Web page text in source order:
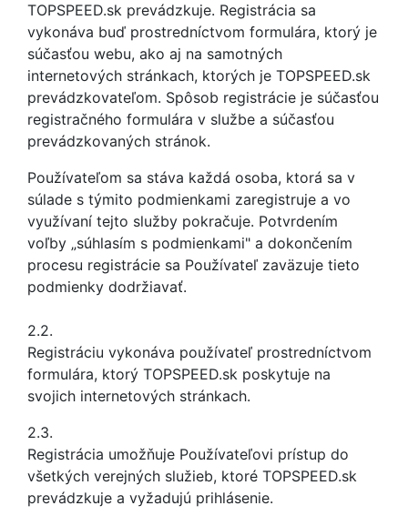
TOPSPEED.sk prevádzkuje. Registrácia sa
vykonáva buď prostredníctvom formulára, ktorý je
súčasťou webu, ako aj na samotných
internetových stránkach, ktorých je TOPSPEED.sk
prevádzkovateľom. Spôsob registrácie je súčasťou
registračného formulára v službe a súčasťou
prevádzkovaných stránok.
Používateľom sa stáva každá osoba, ktorá sa v
súlade s týmito podmienkami zaregistruje a vo
využívaní tejto služby pokračuje. Potvrdením
voľby „súhlasím s podmienkami" a dokončením
procesu registrácie sa Používateľ zaväzuje tieto
podmienky dodržiavať.
2.2.
Registráciu vykonáva používateľ prostredníctvom
formulára, ktorý TOPSPEED.sk poskytuje na
svojich internetových stránkach.
2.3.
Registrácia umožňuje Používateľovi prístup do
všetkých verejných služieb, ktoré TOPSPEED.sk
prevádzkuje a vyžadujú prihlásenie.